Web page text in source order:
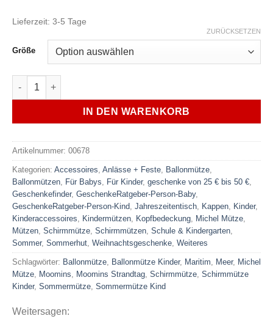
Lieferzeit: 3-5 Tage
Größe
ZURÜCKSETZEN
Ballonmütze Schirmmütze Michel Mütze MOOMINS am Strand
IN DEN WARENKORB
Artikelnummer: 00678
Kategorien: Accessoires Anlässe + Feste Ballonmütze
Ballonmützen Für Babys Für Kinder, geschenke von 25 € bis 50 €
Geschenkefinder, GeschenkeRatgeber-Person-Baby,
GeschenkeRatgeber-Person-Kind Jahreszeitentisch Kappen Kinder,
Kinderaccessoires
Kindermützen Kopfbedeckung Michel Mütze
Mützen Schirmmütze Schirmmützen Schule & Kindergarten
Sommer, Sommerhut Weihnachtsgeschenke Weiteres
Schlagwörter: Ballonmütze Ballonmütze Kinder, Maritim Meer, Michel
Mütze Moomins Moomins Strandtag Schirmmütze Schirmmütze
Kinder, Sommermütze Sommermütze Kind
Weitersagen: